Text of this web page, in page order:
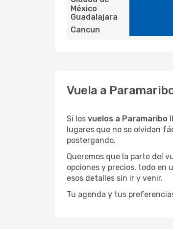
México
Guadalajara
Cancun
Vuela a
Si los vuelos a Paramaribo
lugares que no se olvidan
postergando.
Queremos que la parte del
opciones y precios, todo en
esos detalles sin ir y venir.
Tu agenda y tus